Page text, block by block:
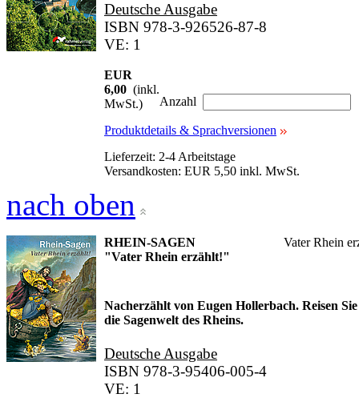
Deutsche Ausgabe
ISBN 978-3-926526-87-8
VE: 1
EUR
6,00 (inkl.
MwSt.)
Anzahl
Produktdetails & Sprachversionen
Lieferzeit: 2-4 Arbeitstage
Versandkosten: EUR 5,50 inkl. MwSt.
nach oben
RHEIN-SAGEN
"Vater Rhein erzählt!"
Vater Rhein
Nacherzählt von Eugen Hollerbach. Reisen
die Sagenwelt des Rheins.
Deutsche Ausgabe
ISBN 978-3-95406-005-4
VE: 1